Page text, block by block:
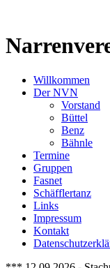
Willkommen
Der NVN
Vorstand
Büttel
Benz
Bähnle
Termine
Gruppen
Fasnet
Schäfflertanz
Links
Impressum
Kontakt